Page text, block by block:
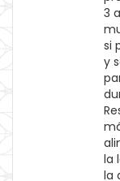
3
si
y
la
la